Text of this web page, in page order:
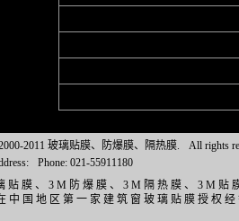
2011 玻璃贴膜、防爆膜、隔热膜.
All rights
Phone: 021-55911180
贴膜、3M防爆膜、3M隔热膜、3M
中国地区第一家建筑窗玻璃贴膜授权